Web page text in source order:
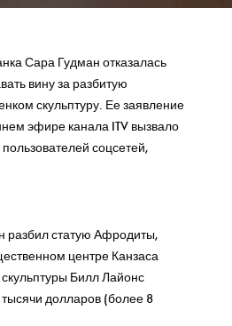
Сара Гудман отказалась
вину за разбитую
скульптуру. Ее заявление
эфире канала ITV вызвало
соцсетей,
разбил статую Афродиты,
центре Канзаса
Билл Лайонс
долларов (более 8